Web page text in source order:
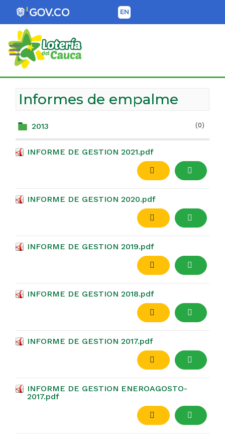
EN
Lotería del Cauca
Informes de empalme
2013 (0)
INFORME DE GESTION 2021.pdf
INFORME DE GESTION 2020.pdf
INFORME DE GESTION 2019.pdf
INFORME DE GESTION 2018.pdf
INFORME DE GESTION 2017.pdf
INFORME DE GESTION ENEROAGOSTO-
2017.pdf